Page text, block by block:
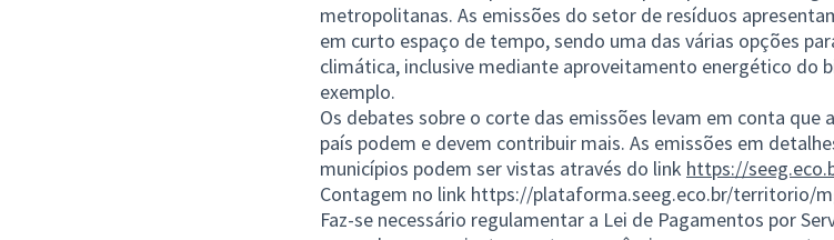
metropolitanas. As emissões do setor de resíduos
em curto espaço de tempo, sendo uma das várias opções
climática, inclusive mediante aproveitamento energético do
exemplo.
Os debates sobre o corte das emissões levam em conta que
país podem e devem contribuir mais. As emissões em
municípios podem ser vistas através do link https://
Contagem no link https://plataforma.seeg.eco.br/territorio/
Faz-se necessário regulamentar a Lei de Pagamentos por